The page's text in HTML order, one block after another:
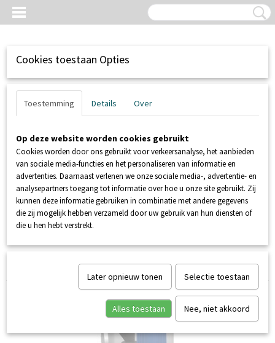
Inloggen Registreren
UW WINKELWAGEN
Cookies toestaan Opties
Toestemming Details Over
Op deze website worden cookies gebruikt
Cookies worden door ons gebruikt voor verkeersanalyse, het aanbieden
van sociale media-functies en het personaliseren van informatie en
advertenties. Daarnaast verlenen we onze sociale media-, advertentie- en
analysepartners toegang tot informatie over hoe u onze site gebruikt. Zij
kunnen deze informatie gebruiken in combinatie met andere gegevens
die zij mogelijk hebben verzameld door uw gebruik van hun diensten of
die u hen hebt verstrekt.
Later opnieuw tonen Selectie toestaan
Alles toestaan Nee, niet akkoord